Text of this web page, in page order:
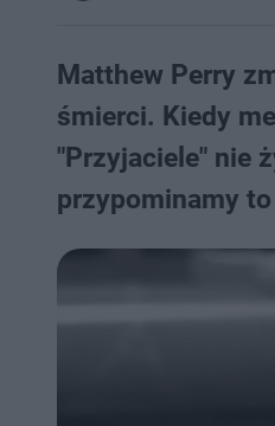
Matthew Perry
śmierci. Kiedy
"Przyjaciele" nie
przypominamy